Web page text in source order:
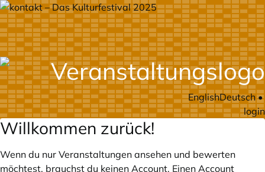
EnglishDeutsch•
login
Willkommen zurück!
Wenn du nur Veranstaltungen ansehen und bewerten
möchtest, brauchst du keinen Account. Einen Account